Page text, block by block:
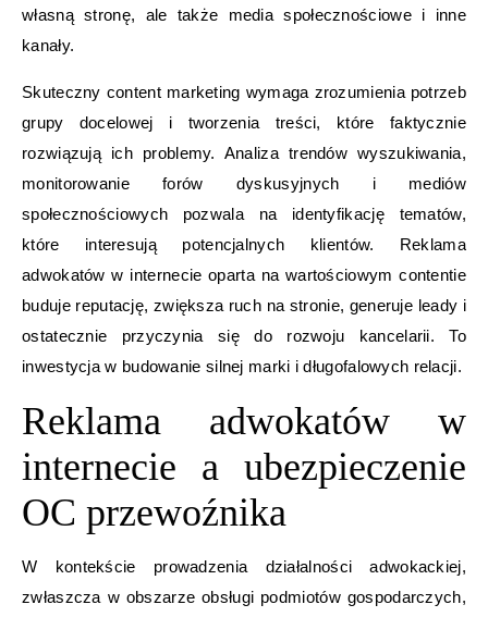
własną stronę, ale także media społecznościowe i inne
kanały.
Skuteczny content marketing wymaga zrozumienia potrzeb
grupy docelowej i tworzenia treści, które faktycznie
rozwiązują ich problemy. Analiza trendów wyszukiwania,
monitorowanie forów dyskusyjnych i mediów
społecznościowych pozwala na identyfikację tematów,
które interesują potencjalnych klientów. Reklama
adwokatów w internecie oparta na wartościowym contentie
buduje reputację, zwiększa ruch na stronie, generuje leady i
ostatecznie przyczynia się do rozwoju kancelarii. To
inwestycja w budowanie silnej marki i długofalowych relacji.
Reklama adwokatów w
internecie a ubezpieczenie
OC przewoźnika
W kontekście prowadzenia działalności adwokackiej,
zwłaszcza w obszarze obsługi podmiotów gospodarczych,